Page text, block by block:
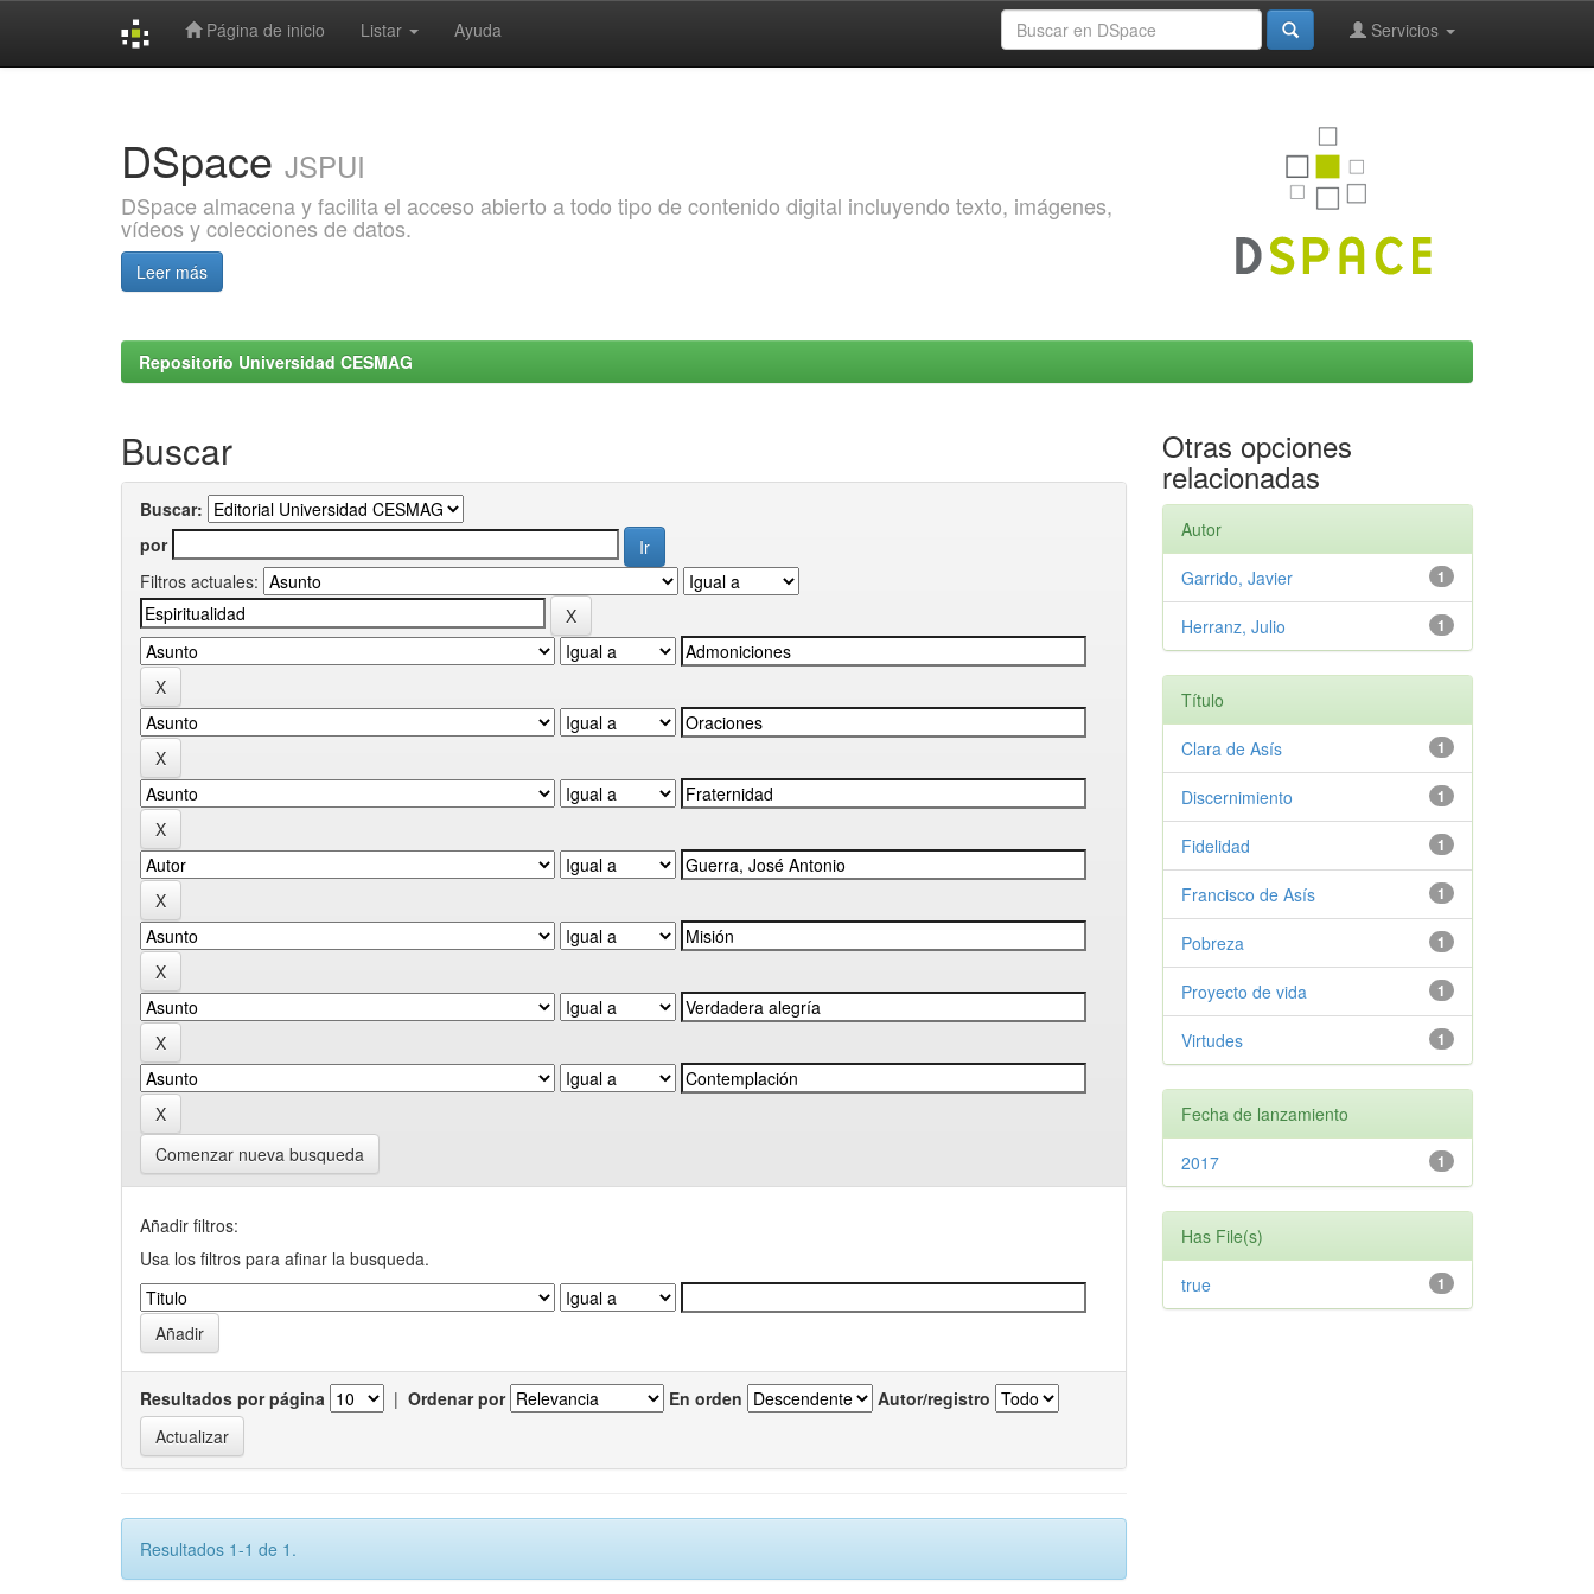
Página de inicio Listar Ayuda Servicios
DSpace JSPUI
DSpace almacena y facilita el acceso abierto a todo tipo de contenido digital incluyendo texto, imágenes,
vídeos y colecciones de datos.
Leer más
Repositorio Universidad CESMAG
Buscar
Buscar:
por
Filtros actuales:
Comenzar nueva busqueda
Añadir filtros:
Usa los filtros para afinar la busqueda.
Resultados por página | Ordenar por En orden Autor/registro
Resultados 1-1 de 1.
Otras opciones
relacionadas
Autor
1
Garrido, Javier
1
Herranz, Julio
Título
1
Clara de Asís
1
Discernimiento
1
Fidelidad
1
Francisco de Asís
1
Pobreza
1
Proyecto de vida
1
Virtudes
Fecha de lanzamiento
1
2017
Has File(s)
1
true